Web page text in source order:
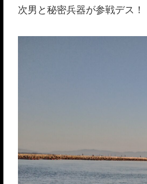
次男と秘密兵器が参戦デス！